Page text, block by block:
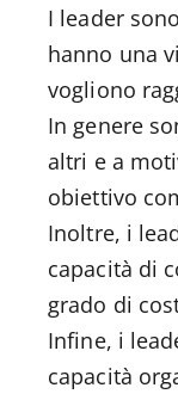
I leader
hanno una
vogliono
In genere
altri e a
obiettivo
Inoltre, i
capacità di
grado di
Infine, i
capacità